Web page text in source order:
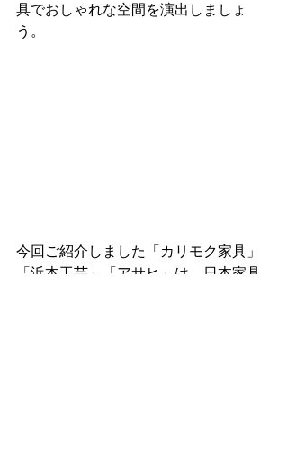
具でおしゃれな空間を演出しましょ
う。
今回ご紹介しました「カリモク家具」
「浜本工芸」「アサヒ」は、日本家具